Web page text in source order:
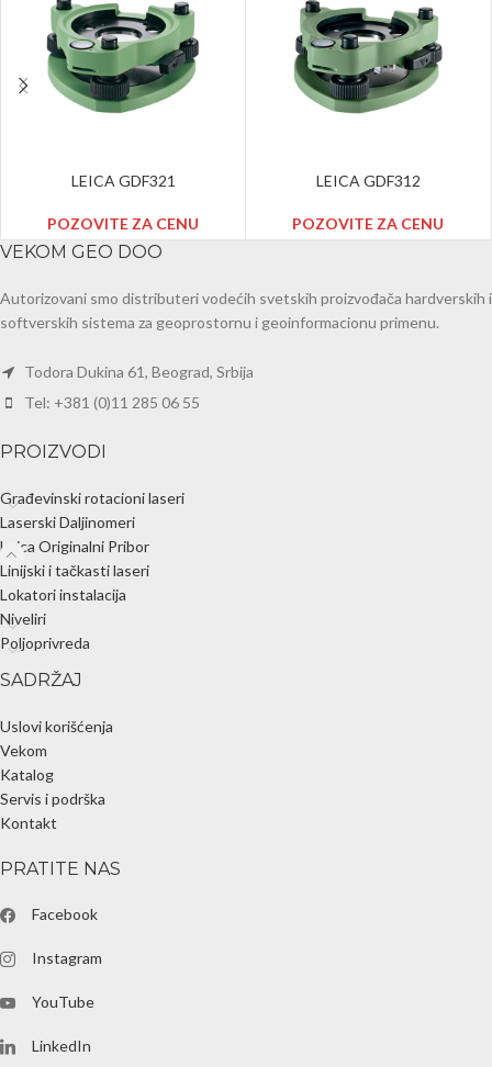
LEICA GDF321
POZOVITE ZA CENU
LEICA GDF312
POZOVITE ZA CENU
VEKOM GEO DOO
Autorizovani smo distributeri vodećih svetskih proizvođača hardverskih i
softverskih sistema za geoprostornu i geoinformacionu primenu.
Todora Dukina 61, Beograd, Srbija
Tel: +381 (0)11 285 06 55
PROIZVODI
Građevinski rotacioni laseri
Laserski Daljinomeri
Leica Originalni Pribor
Linijski i tačkasti laseri
Lokatori instalacija
Niveliri
Poljoprivreda
SADRŽAJ
Uslovi korišćenja
Vekom
Katalog
Servis i podrška
Kontakt
PRATITE NAS
Facebook
Instagram
YouTube
LinkedIn